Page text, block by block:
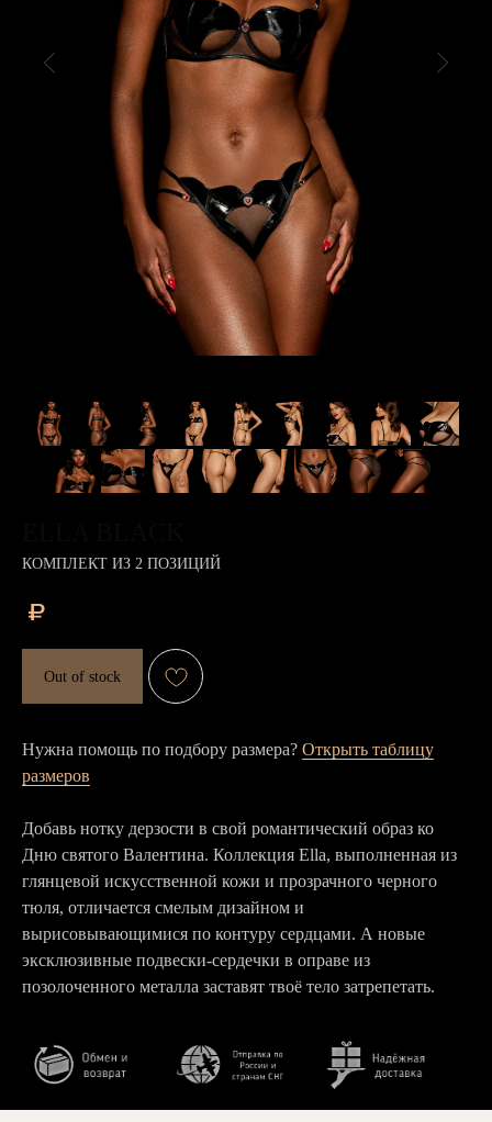
КОМПЛЕКТ ИЗ 2 ПОЗИЦИЙ
₽
Out of stock
Нужна помощь по подбору размера? Открыть таблицу
размеров
Добавь нотку дерзости в свой романтический образ ко
Дню святого Валентина. Коллекция Ella, выполненная из
глянцевой искусственной кожи и прозрачного черного
тюля, отличается смелым дизайном и
вырисовывающимися по контуру сердцами. А новые
эксклюзивные подвески-сердечки в оправе из
позолоченного металла заставят твоё тело затрепетать.